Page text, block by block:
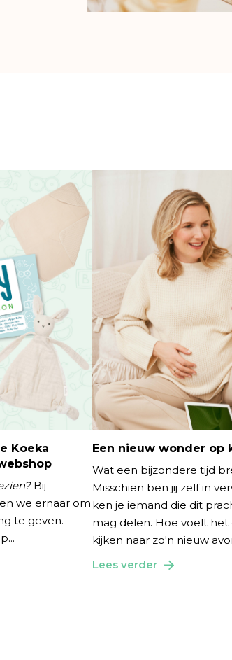
Koeka
Bij
we ernaar om
te geven.
Een nieuw wonder op
Wat een bijzondere tijd
Misschien ben jij zelf in
ken je iemand die dit
mag delen. Hoe voelt het
kijken naar zo'n nieuw
Lees verder